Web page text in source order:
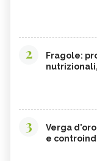
2
Fragole:
3
Verga
e